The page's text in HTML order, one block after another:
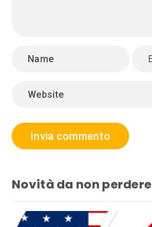
Novità da non perdere